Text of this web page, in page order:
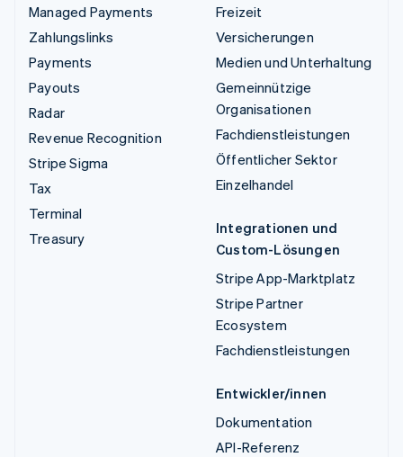
Managed Payments
Zahlungslinks
Payments
Payouts
Radar
Revenue Recognition
Stripe Sigma
Tax
Terminal
Treasury
Freizeit
Versicherungen
Medien und Unterhaltung
Gemeinnützige
Organisationen
Fachdienstleistungen
Öffentlicher Sektor
Einzelhandel
Integrationen und
Custom-Lösungen
Stripe App-Marktplatz
Stripe Partner
Ecosystem
Fachdienstleistungen
Entwickler/innen
Dokumentation
API-Referenz